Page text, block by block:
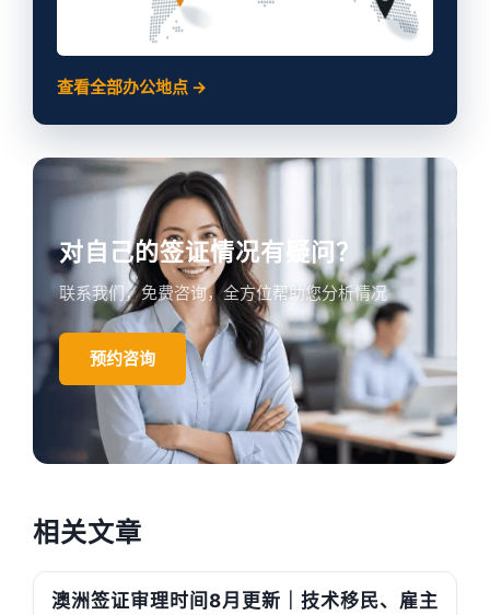
查看全部办公地点 →
对自己的签证情况有疑问？
联系我们，免费咨询，全方位帮助您分析情况
预约咨询
相关文章
澳洲签证审理时间8月更新｜技术移民、雇主